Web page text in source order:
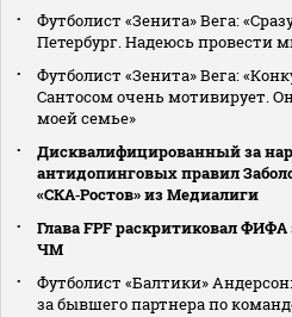
Футболист «Зенита» Вега:
Петербург. Надеюсь провести
Футболист «Зенита» Вега:
Сантосом очень мотивирует.
моей семье»
Дисквалифицированный за
антидопинговых правил
«СКА‑Ростов» из Медиалиги
Глава FPF раскритиковал
ЧМ
Футболист «Балтики»
за бывшего партнера по